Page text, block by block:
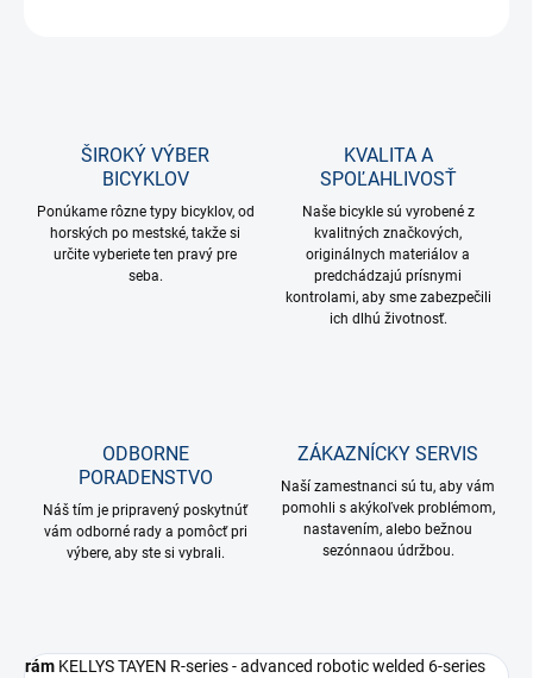
ŠIROKÝ VÝBER
BICYKLOV
Ponúkame rôzne typy bicyklov, od
horských po mestské, takže si
určite vyberiete ten pravý pre
seba.
KVALITA A
SPOĽAHLIVOSŤ
Naše bicykle sú vyrobené z
kvalitných značkových,
originálnych materiálov a
predchádzajú prísnymi
kontrolami, aby sme zabezpečili
ich dlhú životnosť.
ODBORNE
PORADENSTVO
Náš tím je pripravený poskytnúť
vám odborné rady a pomôcť pri
výbere, aby ste si vybrali.
ZÁKAZNÍCKY SERVIS
Naší zamestnanci sú tu, aby vám
pomohli s akýkoľvek problémom,
nastavením, alebo bežnou
sezónnaou údržbou.
rám KELLYS TAYEN R-series - advanced robotic welded 6-series